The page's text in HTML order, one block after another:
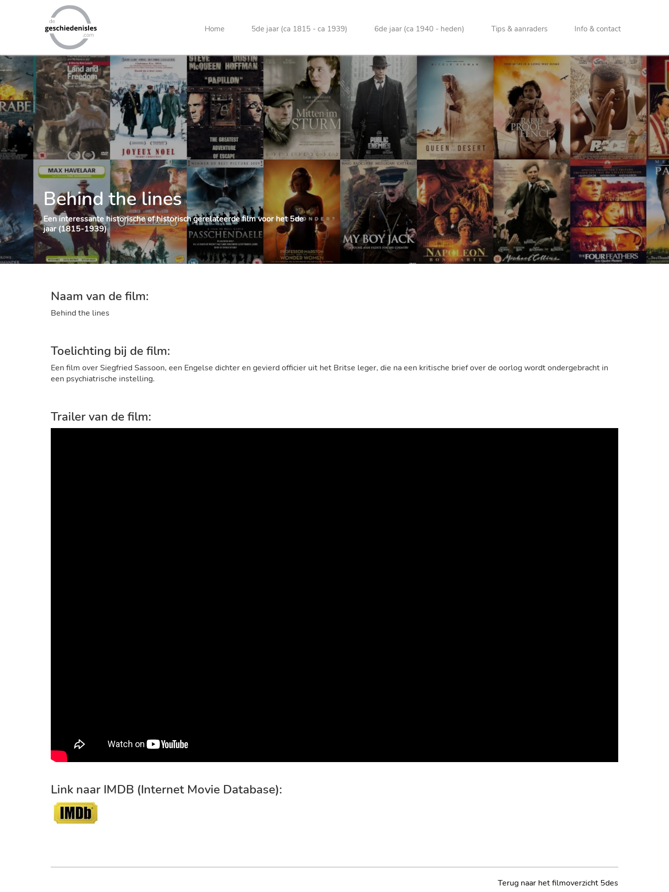
Home 5de jaar (ca 1815 - ca 1939) 6de jaar (ca 1940 - heden) Tips & aanraders Info & contact
Behind the lines
Een interessante historische of historisch gerelateerde film voor het 5de
jaar (1815-1939)
Naam van de film:
Behind the lines
Toelichting bij de film:
Een film over Siegfried Sassoon, een Engelse dichter en gevierd officier uit het Britse leger, die na een kritische brief over de oorlog wordt ondergebracht in
een psychiatrische instelling.
Trailer van de film:
Link naar IMDB (Internet Movie Database):
Terug naar het filmoverzicht 5des